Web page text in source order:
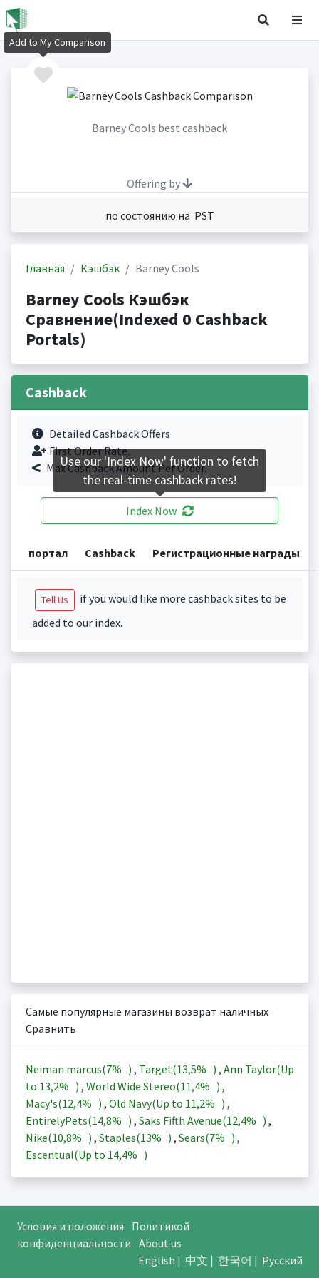
Barney Cools best cashback
Offering by
по состоянию на PST
Главная Кэшбэк Barney Cools
Barney Cools Кэшбэк
Сравнение(Indexed 0 Cashback
Portals)
Cashback
Detailed Cashback Offers
First Order Rate.
Max Cashback Amount Per Order.
Index Now
портал Cashback Регистрационные награды
Tell Us
if you would like more cashback sites to be
added to our index.
Самые популярные магазины возврат наличных
Сравнить
Neiman marcus(7% ) , Target(13,5% ) , Ann Taylor(Up
to 13,2% ) , World Wide Stereo(11,4% ) ,
Macy's(12,4% ) , Old Navy(Up to 11,2% ) ,
EntirelyPets(14,8% ) , Saks Fifth Avenue(12,4% ) ,
Nike(10,8% ) , Staples(13% ) , Sears(7% ) ,
Escentual(Up to 14,4% )
Условия и положения
Политикой
конфиденциальности About us
English | 中文 | 한국어 | Русский
Add to My Comparison
Use our 'Index Now' function to fetch
the real-time cashback rates!